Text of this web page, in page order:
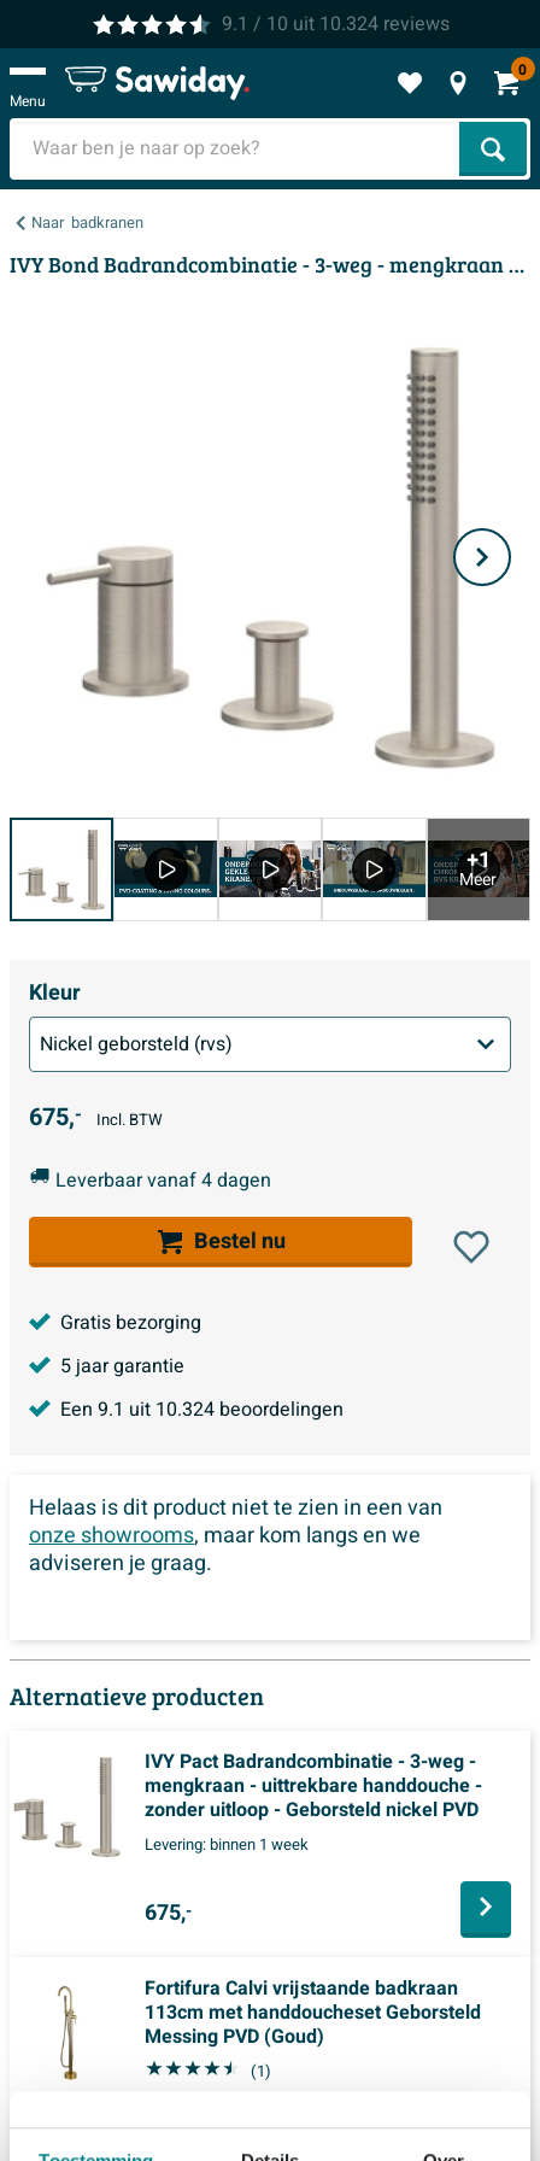
9.1 / 10 uit 10.324reviews
Menu
0
Naar badkranen
IVY Bond Badrandcombinatie - 3-weg - mengkraan - uittrekbare handdouche - zonder uitloop - Geborsteld nickel PVD
+1
Meer
Kleur
675,- Incl. BTW
Leverbaar vanaf 4 dagen
Bestel nu
Gratis bezorging
5 jaar garantie
Een 9.1 uit 10.324 beoordelingen
Helaas is dit product niet te zien in een van
onze showrooms, maar kom langs en we
adviseren je graag.
Alternatieve producten
IVY Pact Badrandcombinatie - 3-weg -
mengkraan - uittrekbare handdouche -
zonder uitloop - Geborsteld nickel PVD
Levering:binnen 1 week
675,-
Fortifura Calvi vrijstaande badkraan
113cm met handdoucheset Geborsteld
Messing PVD (Goud)
(1)